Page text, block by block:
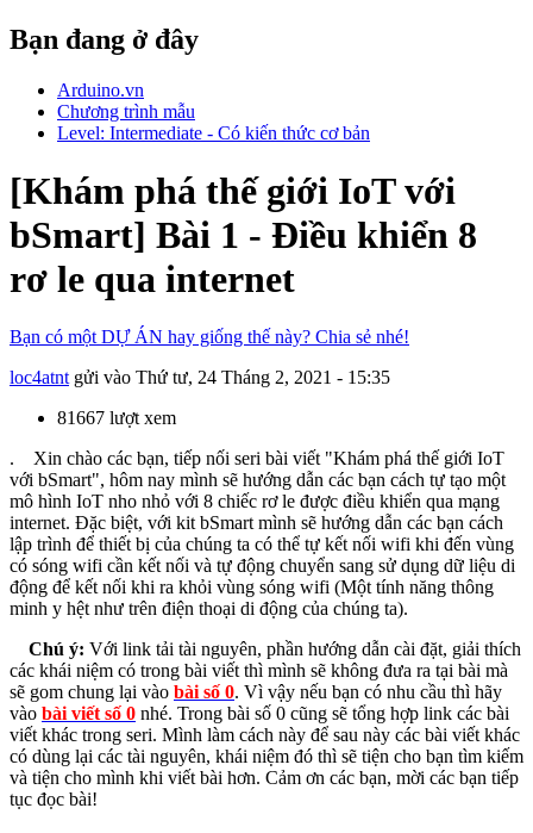
Bạn đang ở đây
Arduino.vn
Chương trình mẫu
Level: Intermediate - Có kiến thức cơ bản
[Khám phá thế giới IoT với
bSmart] Bài 1 - Điều khiển 8
rơ le qua internet
Bạn có một DỰ ÁN hay giống thế này? Chia sẻ nhé!
loc4atntgửi vào Thứ tư, 24 Tháng 2, 2021 - 15:35
81667 lượt xem
. Xin chào các bạn, tiếp nối seri bài viết "Khám phá thế giới IoT
với bSmart", hôm nay mình sẽ hướng dẫn các bạn cách tự tạo một
mô hình IoT nho nhỏ với 8 chiếc rơ le được điều khiển qua mạng
internet. Đặc biệt, với kit bSmart mình sẽ hướng dẫn các bạn cách
lập trình để thiết bị của chúng ta có thể tự kết nối wifi khi đến vùng
có sóng wifi cần kết nối và tự động chuyển sang sử dụng dữ liệu di
động để kết nối khi ra khỏi vùng sóng wifi (Một tính năng thông
minh y hệt như trên điện thoại di động của chúng ta).
Chú ý: Với link tải tài nguyên, phần hướng dẫn cài đặt, giải thích
các khái niệm có trong bài viết thì mình sẽ không đưa ra tại bài mà
sẽ gom chung lại vào bài số 0. Vì vậy nếu bạn có nhu cầu thì hãy
vào bài viết số 0 nhé. Trong bài số 0 cũng sẽ tổng hợp link các bài
viết khác trong seri. Mình làm cách này để sau này các bài viết khác
có dùng lại các tài nguyên, khái niệm đó thì sẽ tiện cho bạn tìm kiếm
và tiện cho mình khi viết bài hơn. Cảm ơn các bạn, mời các bạn tiếp
tục đọc bài!